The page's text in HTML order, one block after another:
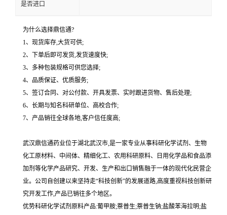
是否进口
为什么选择鼎信通?
1、现货库存,大货可供;
2、下单后即可发货,发货速度快;
3、多种包装规格可供您选择;
4、品质保证、优质服务;
5、签订合同、对公付款、开具发票、实时跟进货物、售后处理;
6、长期与知名科研单位、高校合作;
7、产品销往全球各地,客户信任度高;
武汉鼎信通药业位于湖北武汉市,是一家专业从事科研化学试剂、生物
化工原材料、中间体、精细化工、农用科研原料、日用化学品和食品添
加剂等化学产品研究、开发、生产和出口销售融于一体的现代化民营企
业。公司自创建以来坚持走“科技创新”的发展道路,高度重视科技创新研
究开发工作,产品已销往多个地区。
优势科研化学试剂原料产品:葡甲胺;萘普生;萘普生钠;盐酸苯海拉明;盐